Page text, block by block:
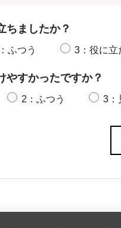
ちましたか？
ふつう 3：役に立
やすかったですか？
2：ふつう 3：